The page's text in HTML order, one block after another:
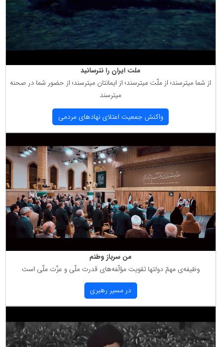
ملت ایران را نترسانید
از شما میترسند؛ از ملّت میترسند؛ از ایمانتان میترسند؛ از حضور شما در صحنه
میترسند
واكنش جمعیت اعتلای نهادهای مردمی
من سرباز وطنم
وظیفه‌ی مهمّ دولتها تقویت مؤلّفه‌های قدرت ملّی و عزّت ملّی است
در مسیر رهبری